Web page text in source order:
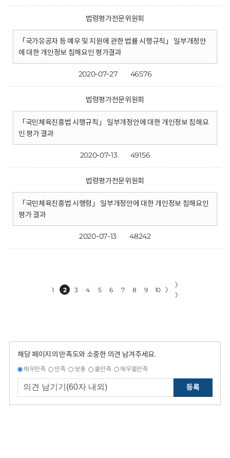
법령평가전문위원회
「국가유공자 등 예우 및 지원에 관한 법률 시행규칙」 일부개정안
에 대한 개인정보 침해요인 평가결과
2020-07-27 46576
법령평가전문위원회
「국민체육진흥법 시행규칙」 일부개정안에 대한 개인정보 침해요
인 평가 결과
2020-07-13 49156
법령평가전문위원회
「국민체육진흥법 시행령」 일부개정안에 대한 개인정보 침해요인
평가 결과
2020-07-13 48242
1 2 3 4 5 6 7 8 9 10 〉
〉
〉
해당 페이지의 만족도와 소중한 의견 남겨주세요.
매우만족 만족 보통 불만족 매우불만족
등록